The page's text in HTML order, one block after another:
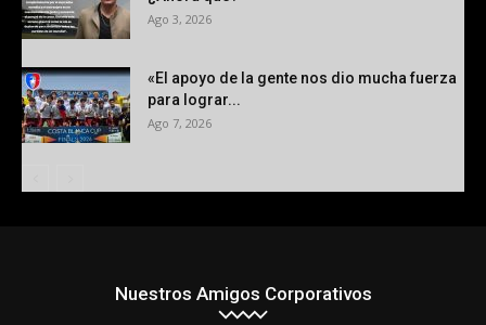
Ago 3, 2026
«El apoyo de la gente nos dio mucha fuerza
para lograr...
Ago 7, 2026
Nuestros Amigos Corporativos